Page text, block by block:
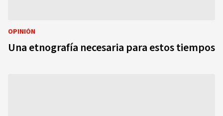
OPINIÓN
Una etnografía necesaria para estos tiempos